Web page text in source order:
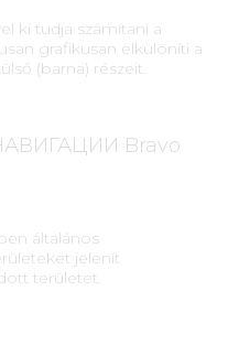
ki tudja számítani a
grafikusan elkülöníti a
(barna) részeit.
általános
jelenít
területet.